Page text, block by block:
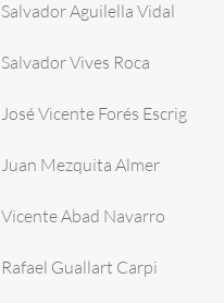
Salvador Aguilella Vidal
Salvador Vives Roca
José Vicente Forés Escrig
Juan Mezquita Almer
Vicente Abad Navarro
Rafael Guallart Carpi